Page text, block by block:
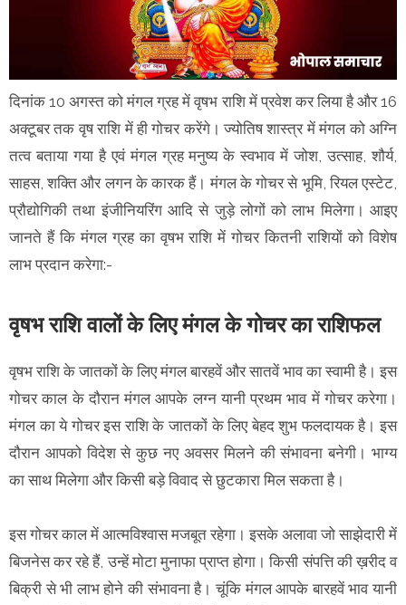
दिनांक 10 अगस्त को मंगल ग्रह में वृषभ राशि में प्रवेश कर लिया है और 16
अक्टूबर तक वृष राशि में ही गोचर करेंगे। ज्योतिष शास्त्र में मंगल को अग्नि
तत्व बताया गया है एवं मंगल ग्रह मनुष्य के स्वभाव में जोश, उत्साह, शौर्य,
साहस, शक्ति और लगन के कारक हैं। मंगल के गोचर से भूमि, रियल एस्टेट,
प्रौद्योगिकी तथा इंजीनियरिंग आदि से जुड़े लोगों को लाभ मिलेगा। आइए
जानते हैं कि मंगल ग्रह का वृषभ राशि में गोचर कितनी राशियों को विशेष
लाभ प्रदान करेगा:-
वृषभ राशि वालों के लिए मंगल के गोचर का राशिफल
वृषभ राशि के जातकों के लिए मंगल बारहवें और सातवें भाव का स्वामी है। इस
गोचर काल के दौरान मंगल आपके लग्न यानी प्रथम भाव में गोचर करेगा।
मंगल का ये गोचर इस राशि के जातकों के लिए बेहद शुभ फलदायक है। इस
दौरान आपको विदेश से कुछ नए अवसर मिलने की संभावना बनेगी। भाग्य
का साथ मिलेगा और किसी बड़े विवाद से छुटकारा मिल सकता है।
इस गोचर काल में आत्मविश्वास मजबूत रहेगा। इसके अलावा जो साझेदारी में
बिजनेस कर रहे हैं, उन्हें मोटा मुनाफा प्राप्त होगा। किसी संपत्ति की ख़रीद व
बिक्री से भी लाभ होने की संभावना है। चूंकि मंगल आपके बारहवें भाव यानी